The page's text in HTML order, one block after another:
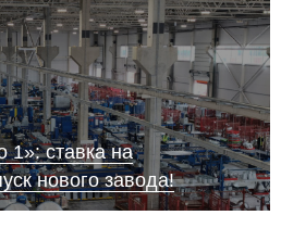
1»: ставка на
нового завода!